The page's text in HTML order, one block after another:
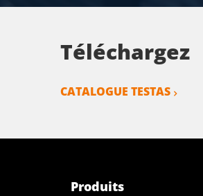
2400-0030-160
2400-0030-170
2400-0030-200
Téléchargez
CATALOGUE TESTAS
Produits